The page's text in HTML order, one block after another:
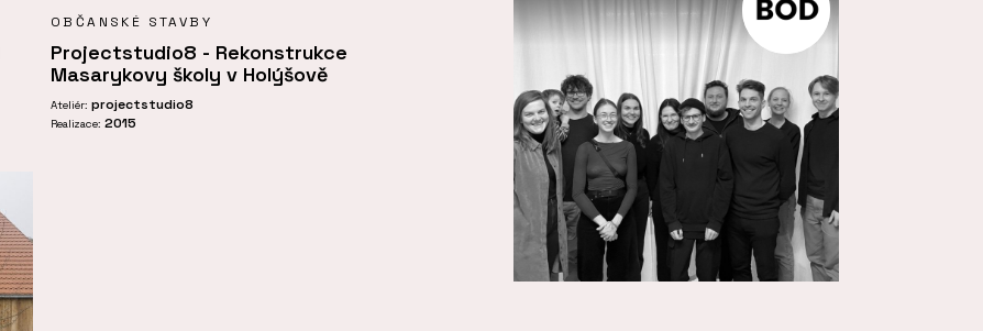
OBČANSKÉ STAVBY
Projectstudio8 - Rekonstrukce
Masarykovy školy v Holýšově
Ateliér: projectstudio8
Realizace: 2015